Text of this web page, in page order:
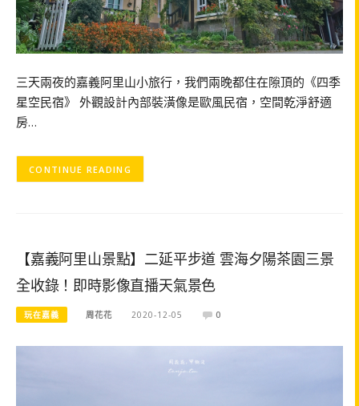
三天兩夜的嘉義阿里山小旅行，我們兩晚都住在隙頂的《四季
星空民宿》 外觀設計內部裝潢像是歐風民宿，空間乾淨舒適
房…
CONTINUE READING
【嘉義阿里山景點】二延平步道 雲海夕陽茶園三景
全收錄！即時影像直播天氣景色
玩在嘉義 周花花 2020-12-05 0